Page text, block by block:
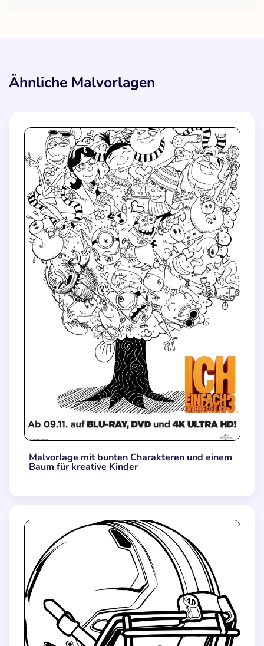
Ähnliche Malvorlagen
Malvorlage mit bunten Charakteren und einem
Baum für kreative Kinder